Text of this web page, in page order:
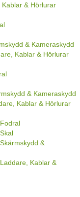
& Hörlurar
& Kameraskydd
Kablar & Hörlurar
& Kameraskydd
Kablar & Hörlurar
&
Kablar &